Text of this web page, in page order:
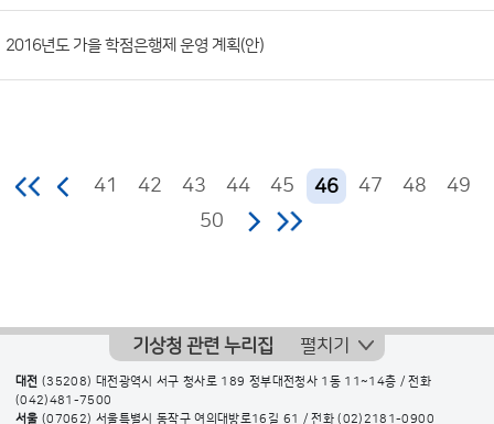
2016년도 가을 학점은행제 운영 계획(안)
41 42 43 44 45 46 47 48
49
50
기상청 관련 누리집 펼치기
대전 (35208) 대전광역시 서구 청사로 189 정부대전청사 1동 11~14층 / 전화
(042)481-7500
서울 (07062) 서울특별시 동작구 여의대방로16길 61 / 전화(02)2181-0900